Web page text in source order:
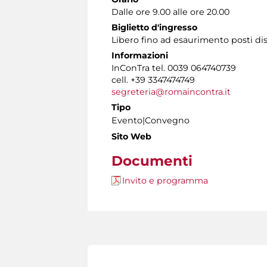
Dalle ore 9.00 alle ore 20.00
Biglietto d'ingresso
Libero fino ad esaurimento posti
Informazioni
InConTra tel. 0039 064740739
cell. +39 3347474749
segreteria@romaincontra.it
Tipo
Evento|Convegno
Sito Web
Documenti
Invito e programma